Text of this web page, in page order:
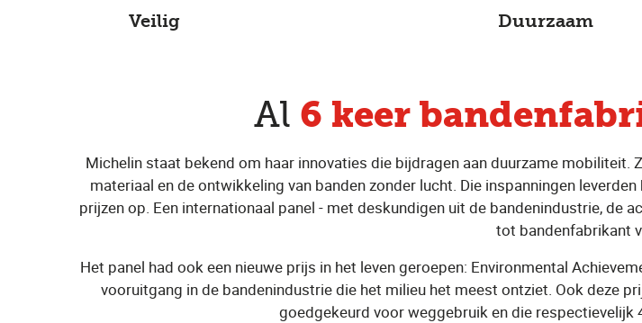
Veilig Duurzaam
Al 6 keer
Michelin staat bekend om haar innovaties die bijdragen aan duurzame
materiaal en de ontwikkeling van banden zonder lucht. Die inspanningen
prijzen op. Een internationaal panel - met deskundigen uit de bandenindustrie, de
tot bandenfabrikant
Het panel had ook een nieuwe prijs in het leven geroepen: Environmental
vooruitgang in de bandenindustrie die het milieu het meest ontziet. Ook deze
goedgekeurd voor weggebruik en die respectievelijk